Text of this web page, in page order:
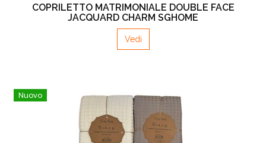
COPRILETTO MATRIMONIALE DOUBLE FACE
JACQUARD CHARM SGHOME
Vedi
Nuovo